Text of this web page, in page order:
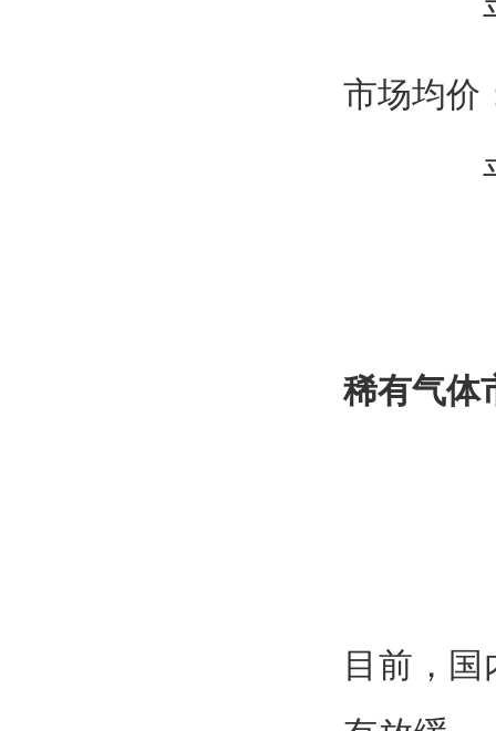
平
市场均价
平
稀有气体
目前，